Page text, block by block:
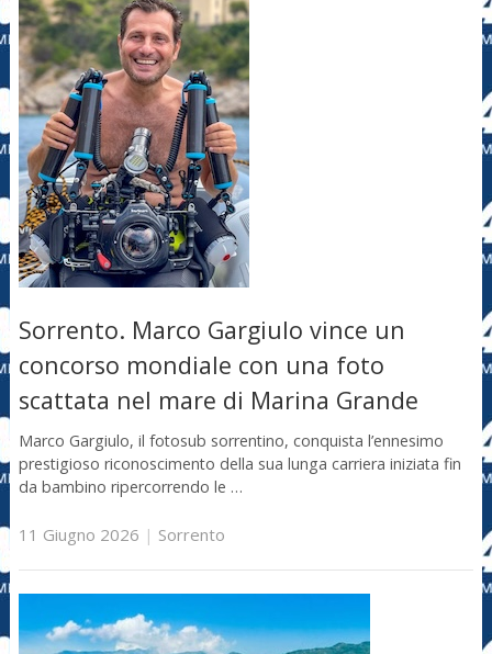
Sorrento. Marco Gargiulo vince un
concorso mondiale con una foto
scattata nel mare di Marina Grande
Marco Gargiulo, il fotosub sorrentino, conquista l’ennesimo
prestigioso riconoscimento della sua lunga carriera iniziata fin
da bambino ripercorrendo le …
11 Giugno 2026 | Sorrento